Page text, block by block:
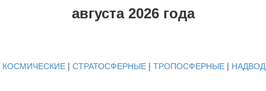
августа 2026 года
КОСМИЧЕСКИЕ | СТРАТОСФЕРНЫЕ | ТРОПОСФЕРНЫЕ |